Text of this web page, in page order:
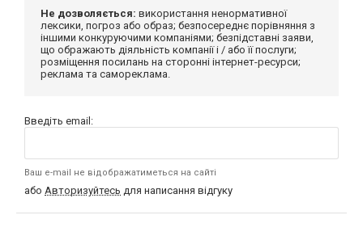
Не дозволяється: використання ненормативної
лексики, погроз або образ; безпосереднє порівняння з
іншими конкуруючими компаніями; безпідставні заяви,
що ображають діяльність компанії і / або її послуги;
розміщення посилань на сторонні інтернет-ресурси;
реклама та самореклама.
Введіть email:
Ваш e-mail не відображатиметься на сайті
або Авторизуйтесь для написання відгуку